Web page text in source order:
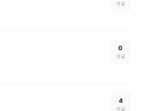
댓글
0
댓글
4
댓글